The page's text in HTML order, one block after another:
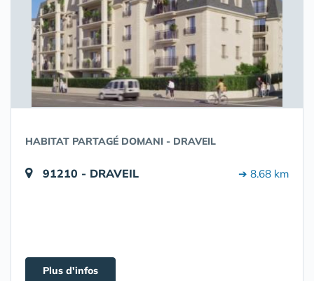
HABITAT PARTAGÉ DOMANI - DRAVEIL
91210 - DRAVEIL ➔ 8.68 km
Plus d'infos